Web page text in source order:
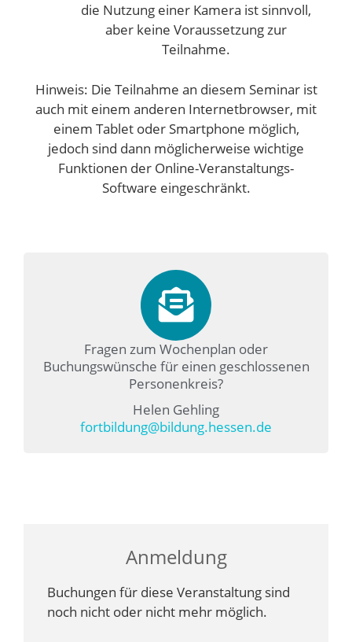
die Nutzung einer Kamera ist sinnvoll,
aber keine Voraussetzung zur
Teilnahme.
Hinweis: Die Teilnahme an diesem Seminar ist
auch mit einem anderen Internetbrowser, mit
einem Tablet oder Smartphone möglich,
jedoch sind dann möglicherweise wichtige
Funktionen der Online-Veranstaltungs-
Software eingeschränkt.
Fragen zum Wochenplan oder
Buchungswünsche für einen geschlossenen
Personenkreis?
Helen Gehling
fortbildung@bildung.hessen.de
Anmeldung
Buchungen für diese Veranstaltung sind
noch nicht oder nicht mehr möglich.